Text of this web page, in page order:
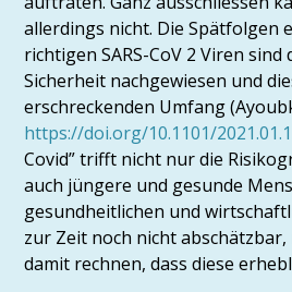
allerdings nicht. Die Spätfolgen
richtigen SARS-CoV 2 Viren
Sicherheit nachgewiesen und
erschreckenden Umfang
https://doi.org/10.1101/
Covid” trifft nicht nur die
auch jüngere und gesunde
gesundheitlichen und
zur Zeit noch nicht
damit rechnen, dass diese